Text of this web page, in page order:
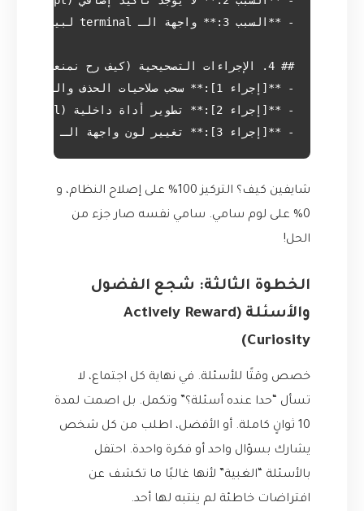
- **[إجراء 3]:** تغيير لون واجهة الـ terminal لبيئة الإنتاج إلى اللون الأحمر للتحذير. (المسؤول: سامي، موعد التسليم: 2023-10-28)
شايفين كيف؟ التركيز 100% على إصلاح النظام، و
0% على لوم سامي. سامي نفسه صار جزء من
الحل!
الخطوة الثالثة: شجع الفضول
والأسئلة (Actively Reward
Curiosity)
خصص وقتًا للأسئلة. في نهاية كل اجتماع، لا
تسأل “حدا عنده أسئلة؟” وتكمل. بل اصمت لمدة
10 ثوانٍ كاملة. أو الأفضل، اطلب من كل شخص
يشارك بسؤال واحد أو فكرة واحدة. احتفل
بالأسئلة “الغبية” لأنها غالبًا ما تكشف عن
افتراضات خاطئة لم ينتبه لها أحد.